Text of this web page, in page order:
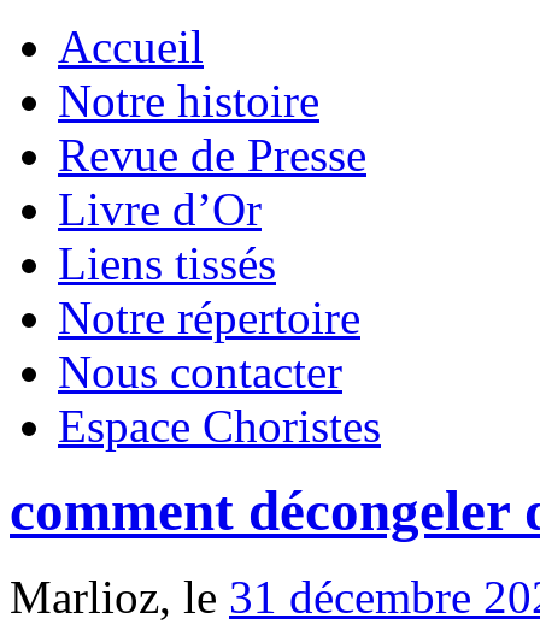
Accueil
Notre histoire
Revue de Presse
Livre d’Or
Liens tissés
Notre répertoire
Nous contacter
Espace Choristes
comment décongeler
Marlioz, le 31 décembre